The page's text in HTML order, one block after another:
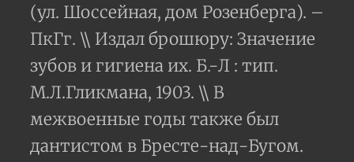
(ул. Шоссейная, дом Розенберга). –
ПкГг. \\ Издал брошюру: Значение
зубов и гигиена их. Б.-Л : тип.
М.Л.Гликмана, 1903. \\ В
межвоенные годы также был
дантистом в Бресте-над-Бугом.